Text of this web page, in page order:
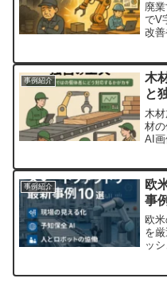
廃
でV
改
事例紹介
木
と
木
材
AI画
改
展
事例紹介
欧
事
欧
を
ッ